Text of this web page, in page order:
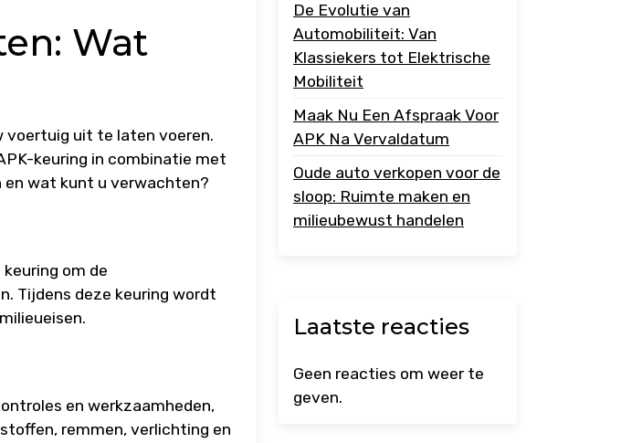
Wat
voertuig uit te laten voeren.
keuring in combinatie met
en wat kunt u verwachten?
om de
Tijdens deze keuring wordt
en werkzaamheden,
remmen, verlichting en
De Evolutie van
Automobiliteit: Van
Klassiekers tot Elektrische
Mobiliteit
Maak Nu Een Afspraak Voor
APK Na Vervaldatum
Oude auto verkopen voor de
sloop: Ruimte maken en
milieubewust handelen
Laatste reacties
Geen reacties om weer te
geven.